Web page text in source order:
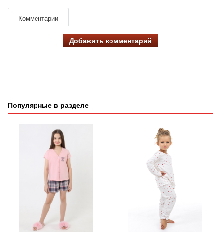
Комментарии
Добавить комментарий
Популярные в разделе